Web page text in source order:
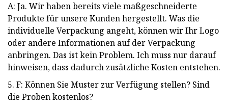
A: Ja. Wir haben bereits viele maßgeschneiderte
Produkte für unsere Kunden hergestellt. Was die
individuelle Verpackung angeht, können wir Ihr Logo
oder andere Informationen auf der Verpackung
anbringen. Das ist kein Problem. Ich muss nur darauf
hinweisen, dass dadurch zusätzliche Kosten entstehen.
5. F: Können Sie Muster zur Verfügung stellen? Sind
die Proben kostenlos?